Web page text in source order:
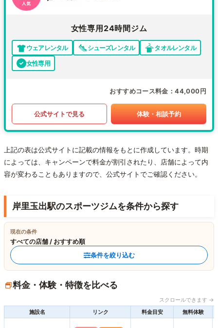
女性専用24時間ジム
ウェアレンタル シューズレンタル
タオルレンタル
女性専用
おすすめコース料金 44,000円
公式サイトで見る 体験・相談予約
上記の表は公式サイトに記載の情報をもとに作成しています。時期
によっては、キャンペーンで料金が割引されたり、店舗によって内
容が変わることもありますので、公式サイトでご確認ください。
岸里玉出駅のスポーツジムを条件から探す
現在の条件
すべての店舗 / おすすめ順
条件を絞り込む
料金・体験・特徴を比べる
スクロールできます →
施設名
リンク 料金目安 無料体験